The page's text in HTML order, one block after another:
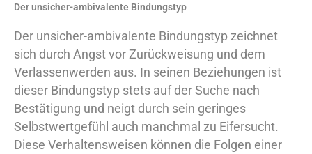
Der unsicher-ambivalente Bindungstyp
Der unsicher-ambivalente Bindungstyp zeichnet
sich durch Angst vor Zurückweisung und dem
Verlassenwerden aus. In seinen Beziehungen ist
dieser Bindungstyp stets auf der Suche nach
Bestätigung und neigt durch sein geringes
Selbstwertgefühl auch manchmal zu Eifersucht.
Diese Verhaltensweisen können die Folgen einer